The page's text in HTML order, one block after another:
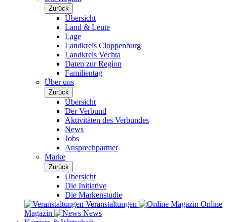
Zurück
Übersicht
Land & Leute
Lage
Landkreis Cloppenburg
Landkreis Vechta
Daten zur Region
Familientag
Über uns
Zurück
Übersicht
Der Verbund
Aktivitäten des Verbundes
News
Jobs
Ansprechpartner
Marke
Zurück
Übersicht
Die Initiative
Die Markenstudie
Veranstaltungen
Online
Magazin
News